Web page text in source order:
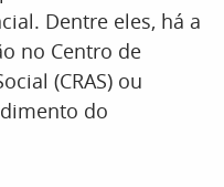
Dentre eles, há a
no Centro de
(CRAS) ou
do